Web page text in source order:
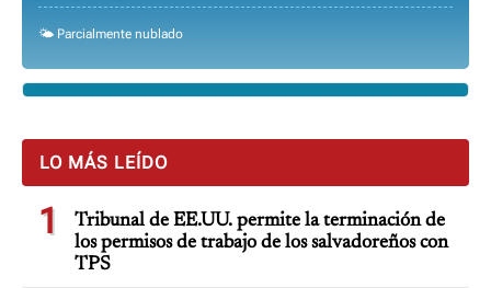
🌤️ Parcialmente nublado
LO MÁS LEÍDO
1
Tribunal de EE.UU. permite la terminación de
los permisos de trabajo de los salvadoreños con
TPS